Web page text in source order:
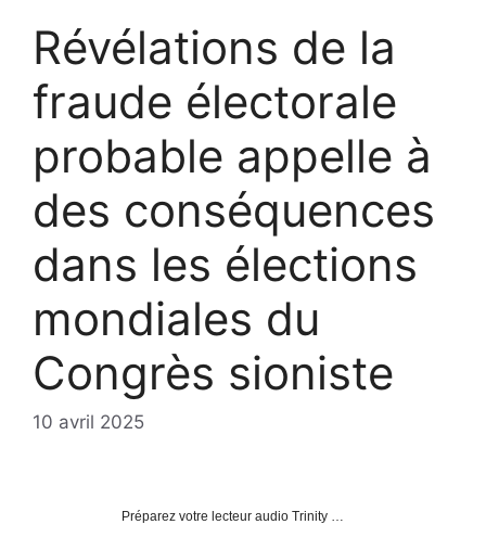
Révélations de la
fraude électorale
probable appelle à
des conséquences
dans les élections
mondiales du
Congrès sioniste
10 avril 2025
Préparez votre lecteur audio Trinity …